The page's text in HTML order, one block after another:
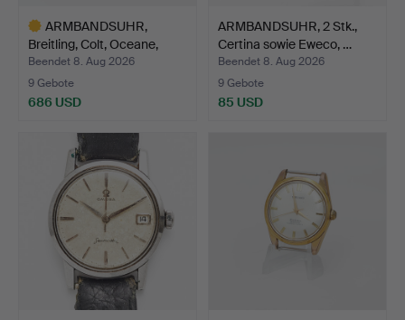
ARMBANDSUHR,
Breitling, Colt, Oceane,
Stah…
Beendet 8. Aug 2026
9 Gebote
686 USD
ARMBANDSUHR, 2 Stk.,
Certina sowie Eweco, …
Beendet 8. Aug 2026
9 Gebote
85 USD